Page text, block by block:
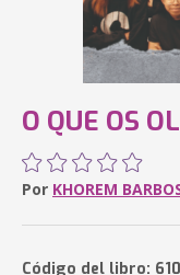
O QUE OS
Por KHOREM
Código del libro: